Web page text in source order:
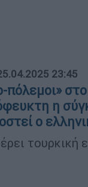
23:45
πόλεμοι» στο
η
ο
τουρκική